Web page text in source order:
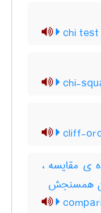
chi test
chi-
cliff-
ی مقایسه ،
همسنجش